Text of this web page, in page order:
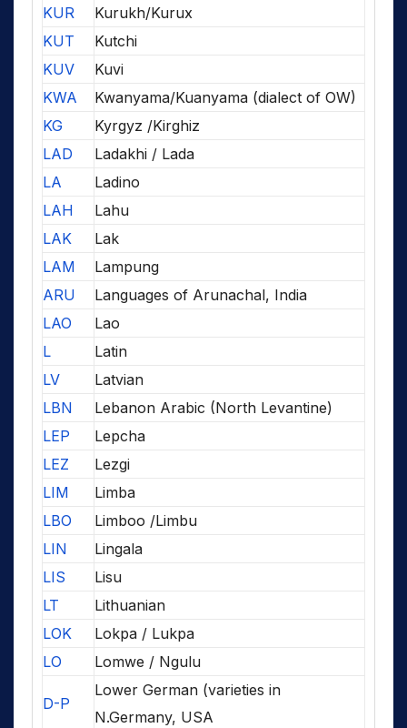
KUR
Kurukh/Kurux
KUT
Kutchi
KUV
Kuvi
KWA
Kwanyama/Kuanyama (dialect of OW)
KG
Kyrgyz /Kirghiz
LAD
Ladakhi / Lada
LA
Ladino
LAH
Lahu
LAK
Lak
LAM
Lampung
ARU
Languages of Arunachal, India
LAO
Lao
L
Latin
LV
Latvian
LBN
Lebanon Arabic (North Levantine)
LEP
Lepcha
LEZ
Lezgi
LIM
Limba
LBO
Limboo /Limbu
LIN
Lingala
LIS
Lisu
LT
Lithuanian
LOK
Lokpa / Lukpa
LO
Lomwe / Ngulu
D-P
Lower German (varieties in
N.Germany, USA